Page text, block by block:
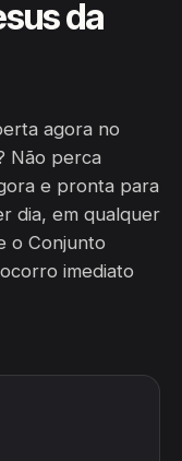
da
agora no
Não perca
e pronta para
dia, em qualquer
o Conjunto
imediato